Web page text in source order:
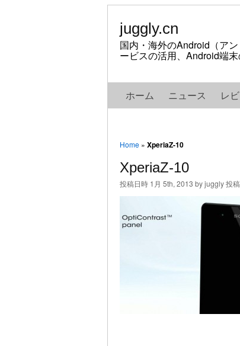
juggly.cn
国内・海外のAndroid（ア
ービスの活用、Android端
ホーム ニュース レ
Home » XperiaZ-10
XperiaZ-10
投稿日時 1月 5th, 2013 by juggly 投